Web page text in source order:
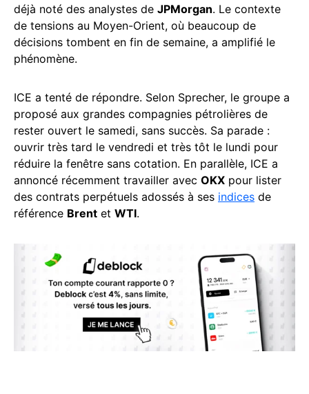
déjà noté des analystes de JPMorgan. Le contexte
de tensions au Moyen-Orient, où beaucoup de
décisions tombent en fin de semaine, a amplifié le
phénomène.
ICE a tenté de répondre. Selon Sprecher, le groupe a
proposé aux grandes compagnies pétrolières de
rester ouvert le samedi, sans succès. Sa parade :
ouvrir très tard le vendredi et très tôt le lundi pour
réduire la fenêtre sans cotation. En parallèle, ICE a
annoncé récemment travailler avec OKX pour lister
des contrats perpétuels adossés à ses indices de
référence Brent et WTI.